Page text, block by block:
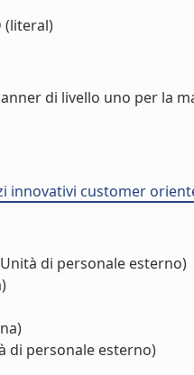
(literal)
di livello uno per la
innovativi customer
di personale esterno)
di personale esterno)